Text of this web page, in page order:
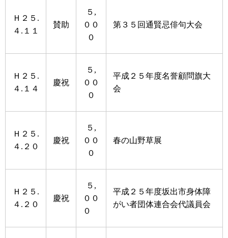
Ｈ２５.
４.１１
賛助
５,
００
０
第３５回通賢忌俳句大会
Ｈ２５.
４.１４
慶祝
５,
００
０
平成２５年度名誉顧問旗大
会
Ｈ２５.
４.２０
慶祝
５,
００
０
春の山野草展
Ｈ２５.
４.２０
慶祝
５,
００
０
平成２５年度坂出市身体障
がい者団体連合会代議員会